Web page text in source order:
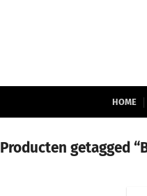
HOME
Producten getagged